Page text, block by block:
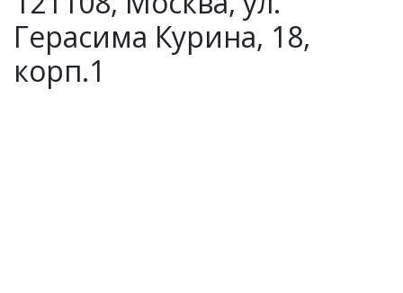
Герасима Курина, 18,
корп.1